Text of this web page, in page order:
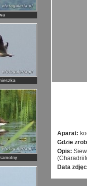
Aparat:
Gdzie
Opis:
Data